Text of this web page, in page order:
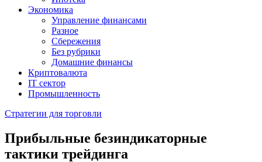
Экономика
Управление финансами
Разное
Сбережения
Без рубрики
Домашние финансы
Криптовалюта
IT сектор
Промышленность
Стратегии для торговли
Прибыльные безиндикаторные
тактики трейдинга